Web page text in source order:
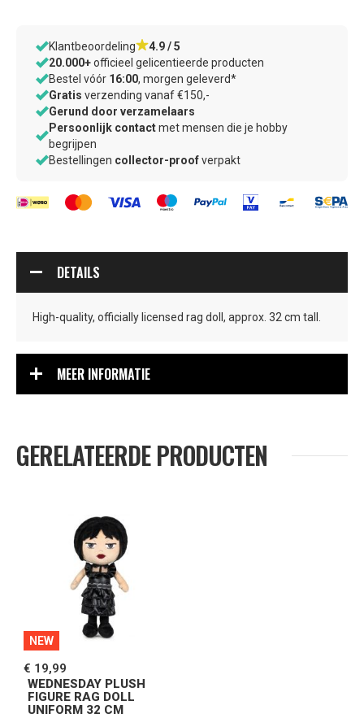
ONZE
VOORDELEN
Klantbeoordeling
4.9 / 5
20.000+officieel gelicentieerde producten
Bestel vóór 16:00, morgen geleverd*
Gratis verzending vanaf €150,-
Gerund door verzamelaars
wij
waar
let
Persoonlijk contactmet mensen die je hobby
begrijpen
Bestellingen collector-proofverpakt–
verpakt
door
DETAILS
High-quality, officially licensed rag doll, approx. 32 cm tall.
MEER INFORMATIE
GERELATEERDE PRODUCTEN
NEW
WEDNESDAY PLUSH
FIGURE RAG DOLL
UNIFORM 32 CM
€ 19,99